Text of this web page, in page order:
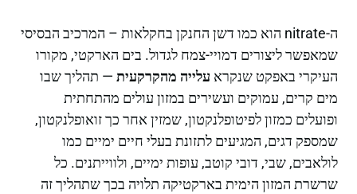
ה-nitrate הוא כמו דשן החנקן בחקלאות – המרכיב הבסיסי
שמאפשר ליצורים דמויי-צמח לגדול. בים הארקטי, מקורו
העיקרי באפקט שנקרא עלייה מהקרקעית — תהליך שבו
מים קרים, עמוקים ועשירים במזון עולים מהתחתית
ופועלים כמזון לפיטופלנקטון, שמזין אחר כך זואופלנקטון,
שמספק דגים, המגיעים לתזונת בעלי חיים ימיים כמו
לולאבים, שבי, דובי קוטב, עופות ימיים, ולווייתנים. כל
שרשרת המזון הימית בארקטיקה תלויה בכך שתהליך זה